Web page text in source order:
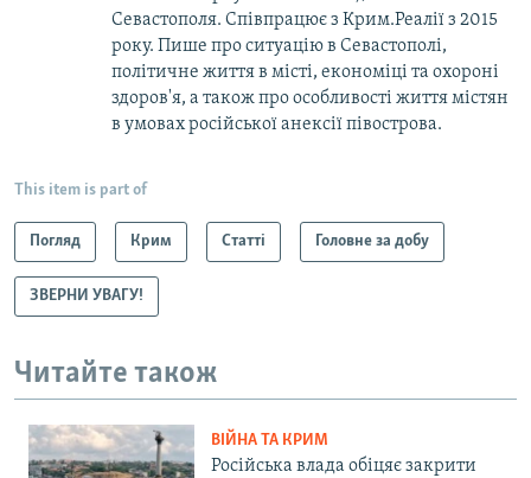
Севастополя. Співпрацює з Крим.Реалії з 2015
року. Пише про ситуацію в Севастополі,
політичне життя в місті, економіці та охороні
здоров'я, а також про особливості життя містян
в умовах російської анексії півострова.
This item is part of
Погляд Крим Статті Головне за добу
ЗВЕРНИ УВАГУ!
Читайте також
ВІЙНА ТА КРИМ
Російська влада обіцяє закрити